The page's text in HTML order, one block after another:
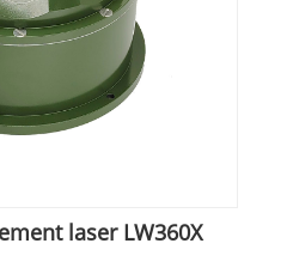
laser LW360X